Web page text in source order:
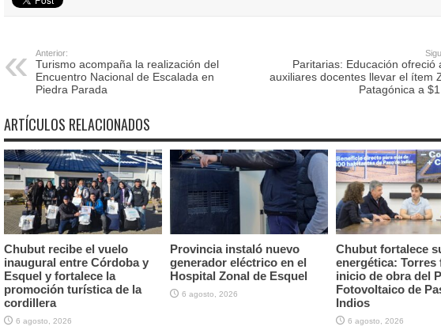
Anterior:
Turismo acompaña la realización del
Encuentro Nacional de Escalada en
Piedra Parada
Paritarias: Educación ofreció
auxiliares docentes llevar el ítem
Patagónica a
ARTÍCULOS RELACIONADOS
Chubut recibe el vuelo
inaugural entre Córdoba y
Esquel y fortalece la
promoción turística de la
cordillera
6 agosto, 2026
Provincia instaló nuevo
generador eléctrico en el
Hospital Zonal de Esquel
6 agosto, 2026
Chubut fortalece
energética: Torres
inicio de obra del
Fotovoltaico de
Indios
6 agosto, 2026